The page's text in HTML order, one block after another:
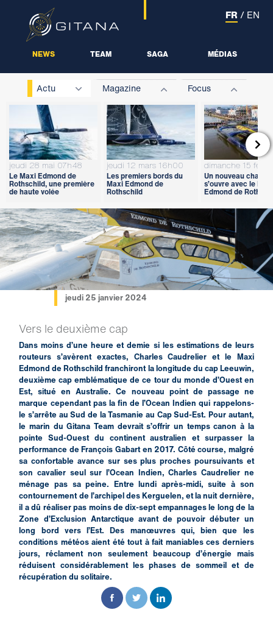
NEWS TEAM SAGA MÉDIAS
FR / EN
Actu Magazine Focus
jeudi 28 mai 07h48
Le Maxi Edmond de
Rothschild, une première
de haute volée
jeudi 12 mars 16h00
Les premiers bords du
Maxi Edmond de
Rothschild
dimanche 15
Un nouveau
s’ouvre avec le Maxi
Edmond de

jeudi 25 janvier 2024
Vers le deuxième cap
Dans moins d’une heure et demie si les estimations de leurs
routeurs s’avèrent exactes, Charles Caudrelier et le Maxi
Edmond de Rothschild franchiront la longitude du cap Leeuwin,
deuxième cap emblématique de ce tour du monde d’Ouest en
Est, situé en Australie. Ce nouveau point de passage ne
marque cependant pas la fin de l’Ocean Indien qui rappelons-
le s’arrête au Sud de la Tasmanie au Cap Sud-Est. Pour autant,
le marin du Gitana Team devrait s’offrir un temps canon à la
pointe Sud-Ouest du continent australien et surpasser la
performance de François Gabart en 2017. Côté course, malgré
sa confortable avance sur ses plus proches poursuivants et
son cavalier seul sur l’Ocean Indien, Charles Caudrelier ne
ménage pas sa peine. Entre lundi après-midi, suite à son
contournement de l’archipel des Kerguelen, et la nuit dernière,
il a dû réaliser pas moins de dix-sept empannages le long de la
Zone d’Exclusion Antarctique avant de pouvoir débuter un
long bord vers l’Est. Des manœuvres qui, bien que les
conditions météos aient été tout à fait maniables ces derniers
jours, réclament non seulement beaucoup d’énergie mais
réduisent considérablement les phases de sommeil et de
récupération du solitaire.